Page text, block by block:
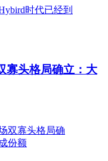
寡头格局确立：大